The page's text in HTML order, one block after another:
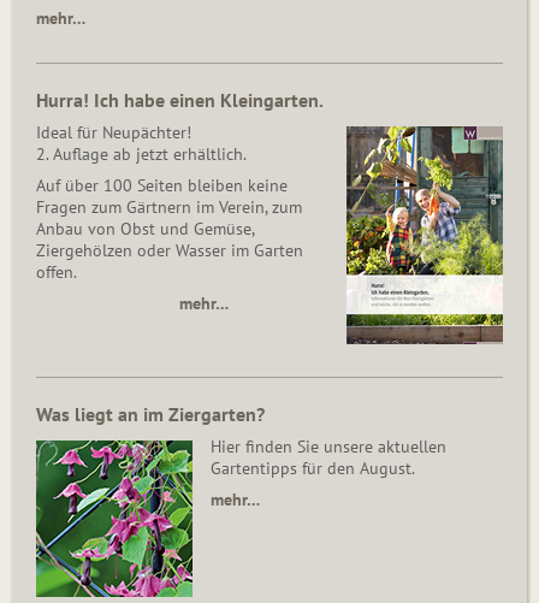
mehr…
Hurra! Ich habe einen Kleingarten.
Ideal für Neupächter!
2. Auflage ab jetzt erhältlich.
Auf über 100 Seiten bleiben keine
Fragen zum Gärtnern im Verein, zum
Anbau von Obst und Gemüse,
Ziergehölzen oder Wasser im Garten
offen.
mehr…
Was liegt an im Ziergarten?
Hier finden Sie unsere aktuellen
Gartentipps für den August.
mehr…